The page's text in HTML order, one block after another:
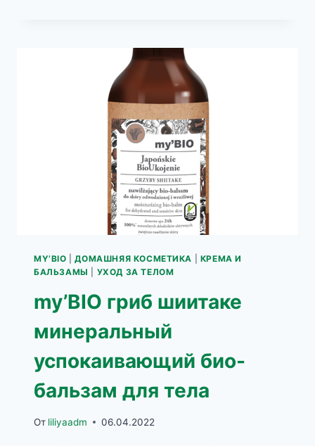
БИО-
ЛОСЬОН
ДЛЯ
ТЕЛА
MY’BIO |ДОМАШНЯЯ КОСМЕТИКА
КРЕМА И
БАЛЬЗАМЫ
УХОД ЗА ТЕЛОМ
my’BIO гриб шиитаке
минеральный
успокаивающий био-
бальзам для тела
От liliyaadm 06.04.2022